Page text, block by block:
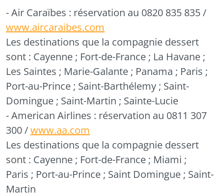
- Air Caraïbes : réservation au 0820 835 835 /
www.aircaraibes.com
Les destinations que la compagnie dessert
sont : Cayenne ; Fort-de-France ; La Havane ;
Les Saintes ; Marie-Galante ; Panama ; Paris ;
Port-au-Prince ; Saint-Barthélemy ; Saint-
Domingue ; Saint-Martin ; Sainte-Lucie
- American Airlines : réservation au 0811 307
300 /www.aa.com
Les destinations que la compagnie dessert
sont : Cayenne ; Fort-de-France ; Miami ;
Paris ; Port-au-Prince ; Saint Domingue ; Saint-
Martin